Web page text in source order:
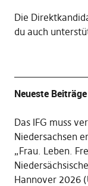
Die
du auch
Neueste Beiträge
Das IFG muss
Niedersachsen
„Frau. Leben.
Hannover 2026